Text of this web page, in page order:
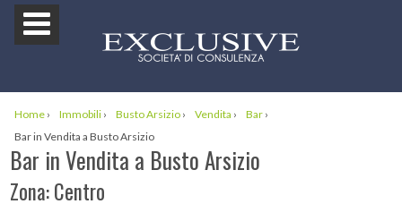
Home › Immobili › Busto Arsizio › Vendita › Bar ›
Bar in Vendita a Busto Arsizio
Bar in Vendita a Busto Arsizio
Zona: Centro